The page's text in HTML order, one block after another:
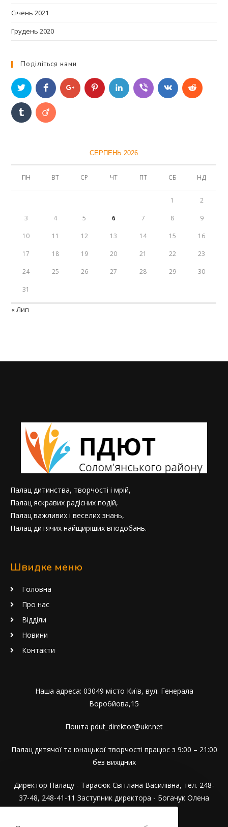
Січень 2021
Грудень 2020
Поділіться нами
СЕРПЕНЬ 2026
ПН ВТ СР ЧТ ПТ СБ НД
1 2
3 4 5 6 7 8 9
10 11 12 13 14 15 16
17 18 19 20 21 22 23
24 25 26 27 28 29 30
31
« Лип
Палац дитинства, творчості і мрій,
Палац яскравих радісних подій,
Палац важливих і веселих знань,
Палац дитячих найщиріших вподобань.
Швидке меню
Головна
Про нас
Відділи
Новини
Контакти
Наша адреса: 03049 місто Київ, вул. Генерала
Воробйова,15
Пошта pdut_direktor@ukr.net
Палац дитячої та юнацької творчості працює з 9:00 – 21:00
без вихідних
Директор Палацу - Тарасюк Світлана Василівна, тел. 248-
37-48, 248-41-11 Заступник директора - Богачук Олена